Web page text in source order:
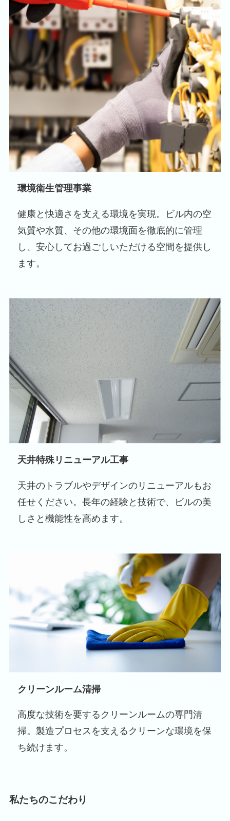
環境衛生管理事業
健康と快適さを支える環境を実現。ビル内の空
気質や水質、その他の環境面を徹底的に管理
し、安心してお過ごしいただける空間を提供し
ます。
天井特殊リニューアル工事
天井のトラブルやデザインのリニューアルもお
任せください。長年の経験と技術で、ビルの美
しさと機能性を高めます。
クリーンルーム清掃
高度な技術を要するクリーンルームの専門清
掃。製造プロセスを支えるクリーンな環境を保
ち続けます。
私たちのこだわり